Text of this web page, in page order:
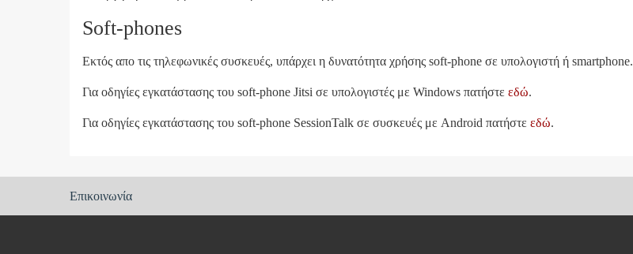
Soft-phones
Εκτός απο τις τηλεφωνικές συσκευές, υπάρχει η δυνατότητα χρήσης soft-phone σε υπολογιστή ή smartphone.
Για οδηγίες εγκατάστασης του soft-phone Jitsi σε υπολογιστές με Windows πατήστε εδώ.
Για οδηγίες εγκατάστασης του soft-phone SessionTalk σε συσκευές με Android πατήστε εδώ.
Footer
menu
Επικοινωνία